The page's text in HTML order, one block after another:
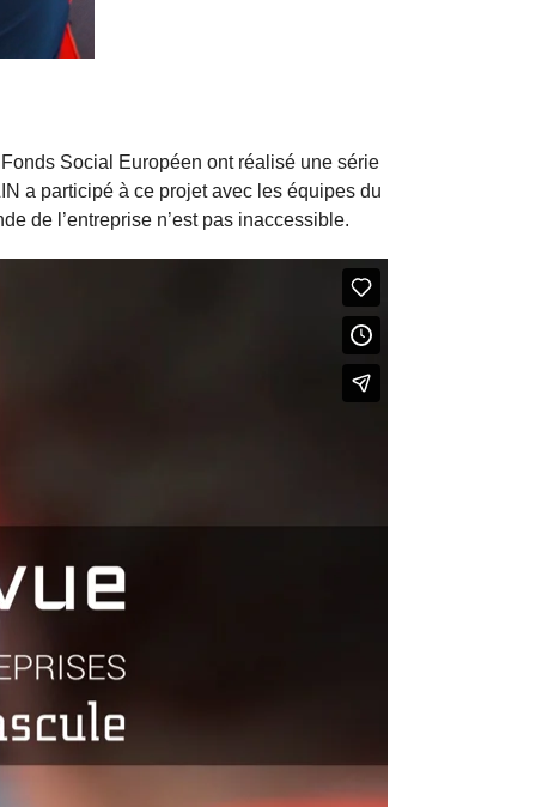
Social Européen ont réalisé une série
a participé à ce projet avec les équipes du
de l’entreprise n’est pas inaccessible.